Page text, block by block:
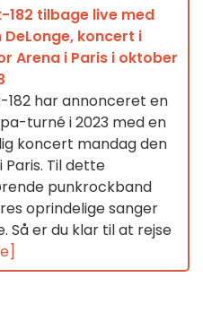
182 tilbage live med
DeLonge, koncert i
Arena i Paris i oktober
182 har annonceret en
turné i 2023 med en
koncert mandag den
Til dette
punkrockband
oprindelige sanger
Så er du klar til at rejse